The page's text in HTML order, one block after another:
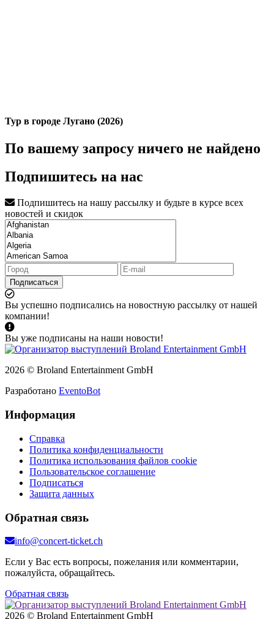
Тур в городе Лугано (2026)
По вашему запросу ничего не найдено
Подпишитесь на нас
Подпишитесь на нашу рассылку и будьте в курсе всех
новостей и скидок
Подписаться
Вы успешно подписались на новостную рассылку от нашей
компании!
Вы уже подписаны на наши новости!
2026 © Broland Entertainment GmbH
Разработано EventoBot
Информация
Справка
Политика конфиденциальности
Политика использования файлов cookie
Пользовательское соглашение
Подписаться
Защита данных
Обратная связь
info@concert-ticket.ch
Если у Вас есть вопросы, пожелания или комментарии,
пожалуйста, обращайтесь.
Обратная связь
2026 © Broland Entertainment GmbH